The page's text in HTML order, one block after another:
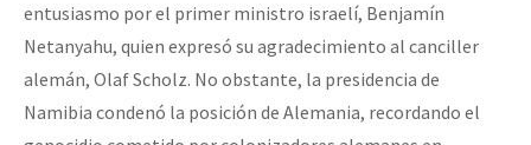
entusiasmo por el primer ministro israelí, Benjamín
Netanyahu, quien expresó su agradecimiento al canciller
alemán, Olaf Scholz. No obstante, la presidencia de
Namibia condenó la posición de Alemania, recordando el